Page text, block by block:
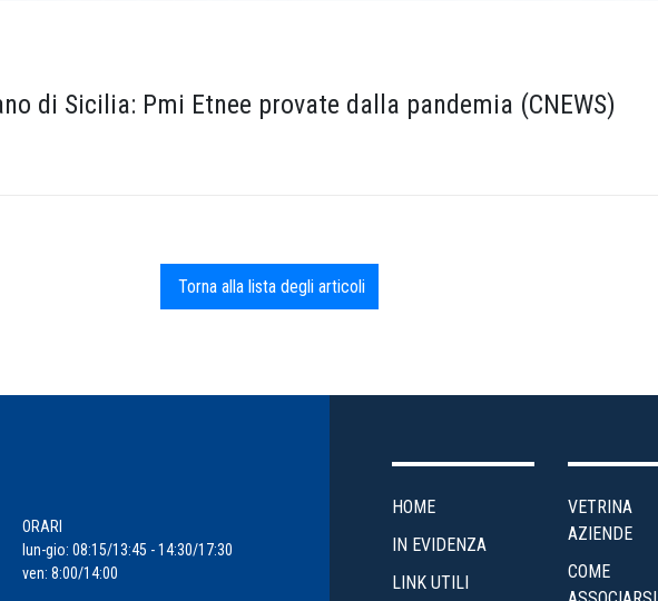
di Sicilia: Pmi Etnee provate dalla pandemia (CNEWS)
Torna alla lista degli articoli
ORARI
lun-gio: 08:15/13:45 - 14:30/17:30
ven: 8:00/14:00
HOME
IN EVIDENZA
LINK UTILI
VETRINA
AZIENDE
COME